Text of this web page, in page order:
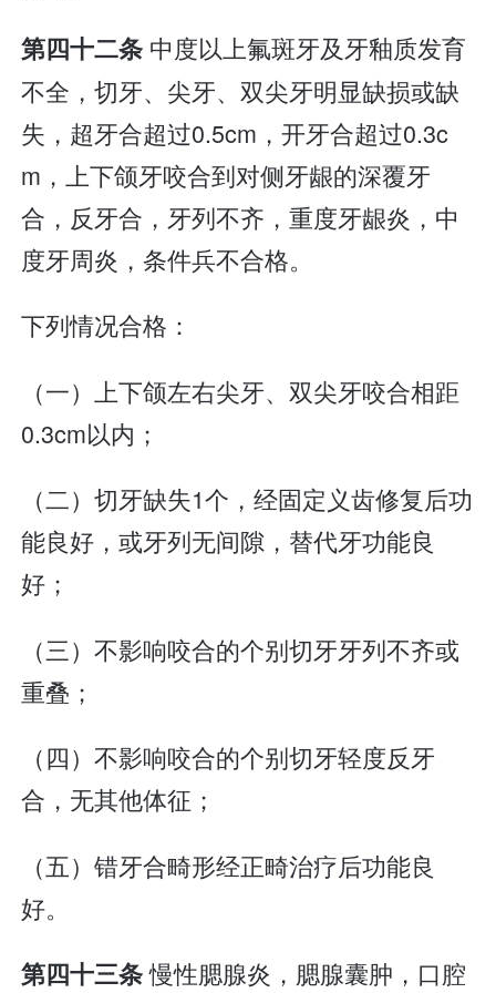
第四十二条 中度以上氟斑牙及牙釉质发育
不全，切牙、尖牙、双尖牙明显缺损或缺
失，超牙合超过0.5cm，开牙合超过0.3c
m，上下颌牙咬合到对侧牙龈的深覆牙
合，反牙合，牙列不齐，重度牙龈炎，中
度牙周炎，条件兵不合格。
下列情况合格：
（一）上下颌左右尖牙、双尖牙咬合相距
0.3cm以内；
（二）切牙缺失1个，经固定义齿修复后功
能良好，或牙列无间隙，替代牙功能良
好；
（三）不影响咬合的个别切牙牙列不齐或
重叠；
（四）不影响咬合的个别切牙轻度反牙
合，无其他体征；
（五）错牙合畸形经正畸治疗后功能良
好。
第四十三条慢性腮腺炎，腮腺囊肿，口腔